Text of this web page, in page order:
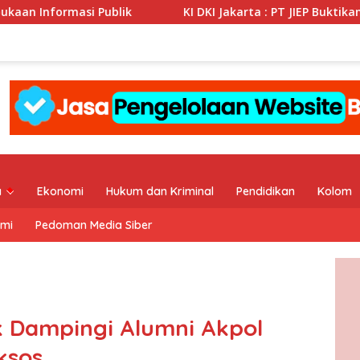
KI DKI Jakarta : PT JIEP Buktikan Transparansi KIP
Ekonomi Hukum dan Kriminal Pendidikan Kolom
Pedoman Media Siber
Dampingi Alumni Akpol